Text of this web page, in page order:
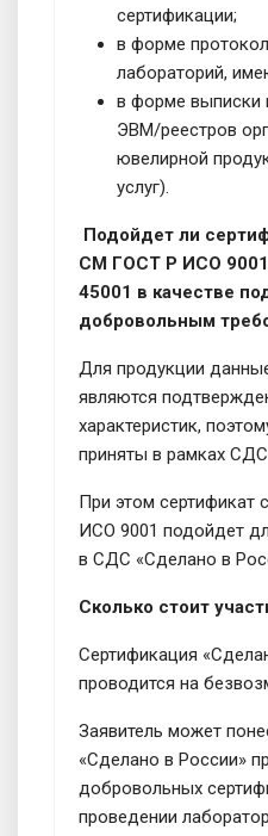
сертификации;
в форме
лабораторий,
в форме выписки
ЭВМ/реестров
ювелирной
услуг).
Подойдет ли
СМ ГОСТ Р ИСО
45001 в качестве
добровольным
Для продукции
являются
характеристик,
приняты в рамках
При этом сертификат
ИСО 9001 подойдет
в СДС «Сделано в
Сколько стоит
Сертификация
проводится на
Заявитель может
«Сделано в России»
добровольных
проведении